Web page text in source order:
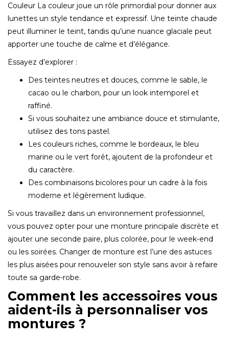
Couleur La couleur joue un rôle primordial pour donner aux
lunettes un style tendance et expressif. Une teinte chaude
peut illuminer le teint, tandis qu’une nuance glaciale peut
apporter une touche de calme et d’élégance.
Essayez d’explorer :
Des teintes neutres et douces, comme le sable, le
cacao ou le charbon, pour un look intemporel et
raffiné.
Si vous souhaitez une ambiance douce et stimulante,
utilisez des tons pastel.
Les couleurs riches, comme le bordeaux, le bleu
marine ou le vert forêt, ajoutent de la profondeur et
du caractère.
Des combinaisons bicolores pour un cadre à la fois
moderne et légèrement ludique.
Si vous travaillez dans un environnement professionnel,
vous pouvez opter pour une monture principale discrète et
ajouter une seconde paire, plus colorée, pour le week-end
ou les soirées. Changer de monture est l’une des astuces
les plus aisées pour renouveler son style sans avoir à refaire
toute sa garde-robe.
Comment les accessoires vous
aident-ils à personnaliser vos
montures ?